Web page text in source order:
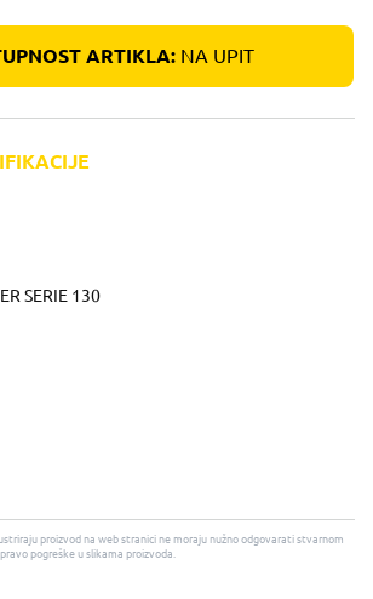
ARTIKLA: NA UPIT
SERIE 130
proizvod na web stranici ne moraju nužno odgovarati stvarnom
pogreške u slikama proizvoda.